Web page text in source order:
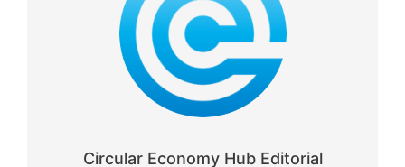
Circular Economy Hub Editorial